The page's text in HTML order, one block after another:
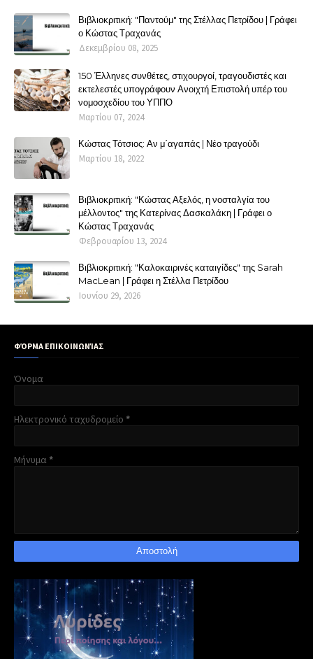
Βιβλιοκριτική: "Παντούμ" της Στέλλας Πετρίδου | Γράφει
ο Κώστας Τραχανάς
Δεκεμβρίου 08, 2025
150 Έλληνες συνθέτες, στιχουργοί, τραγουδιστές και
εκτελεστές υπογράφουν Ανοιχτή Επιστολή υπέρ του
νομοσχεδίου του ΥΠΠΟ
Μαρτίου 07, 2024
Κώστας Τότσιος: Αν μ΄αγαπάς | Νέο τραγούδι
Μαρτίου 18, 2022
Βιβλιοκριτική: "Κώστας Αξελός, η νοσταλγία του
μέλλοντος" της Κατερίνας Δασκαλάκη | Γράφει ο
Κώστας Τραχανάς
Φεβρουαρίου 13, 2024
Βιβλιοκριτική: "Καλοκαιρινές καταιγίδες" της Sarah
MacLean | Γράφει η Στέλλα Πετρίδου
Ιουνίου 29, 2026
ΦΌΡΜΑ ΕΠΙΚΟΙΝΩΝΊΑΣ
Όνομα
Ηλεκτρονικό ταχυδρομείο *
Μήνυμα *